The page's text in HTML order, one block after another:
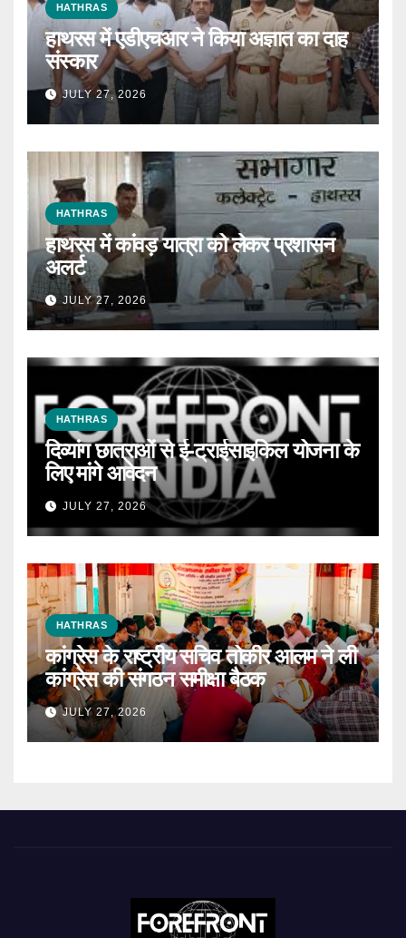
HATHRAS
हाथरस में एडीएचआर ने किया अज्ञात का दाह
संस्कार
JULY 27, 2026
HATHRAS
हाथरस में कांवड़ यात्रा को लेकर प्रशासन
अलर्ट
JULY 27, 2026
HATHRAS
दिव्यांग छात्राओं से ई-ट्राईसाइकिल योजना के
लिए मांगे आवेदन
JULY 27, 2026
HATHRAS
कांग्रेस के राष्ट्रीय सचिव तोकीर आलम ने ली
कांग्रेस की संगठन समीक्षा बैठक
JULY 27, 2026